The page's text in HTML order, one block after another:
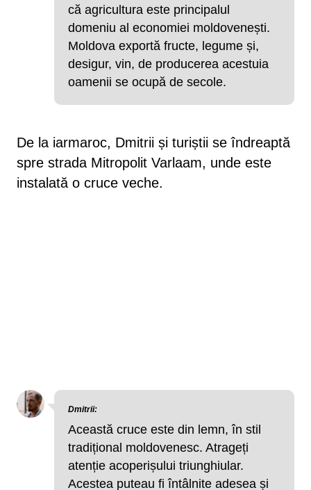
că agricultura este principalul
domeniu al economiei moldovenești.
Moldova exportă fructe, legume și,
desigur, vin, de producerea acestuia
oamenii se ocupă de secole.
De la iarmaroc, Dmitrii și turiștii se îndreaptă
spre strada Mitropolit Varlaam, unde este
instalată o cruce veche.
Dmitrii:
Această cruce este din lemn, în stil
tradițional moldovenesc. Atrageți
atenție acoperișului triunghiular.
Acestea puteau fi întâlnite adesea și